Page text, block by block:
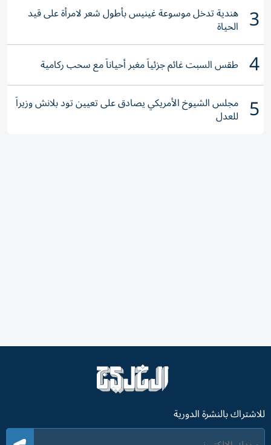
3 هندية تدخل موسوعة غينيس بأطول شعر لامرأة على قيد
الحياة
4 طقس السبت غائم جزئياً مغبر أحياناً مع سحب ركامية
5 مجلس الشيوخ الأمريكي يصادق على تعيين تود بلانش وزيراً
للعدل
للاشتراك بالنشرة الدورية